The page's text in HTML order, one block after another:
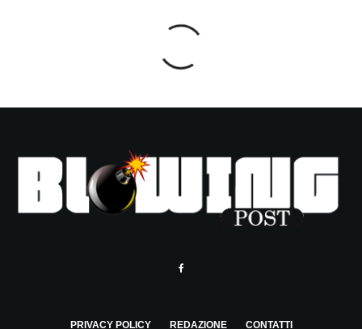
PRIVACY POLICY REDAZIONE CONTATTI